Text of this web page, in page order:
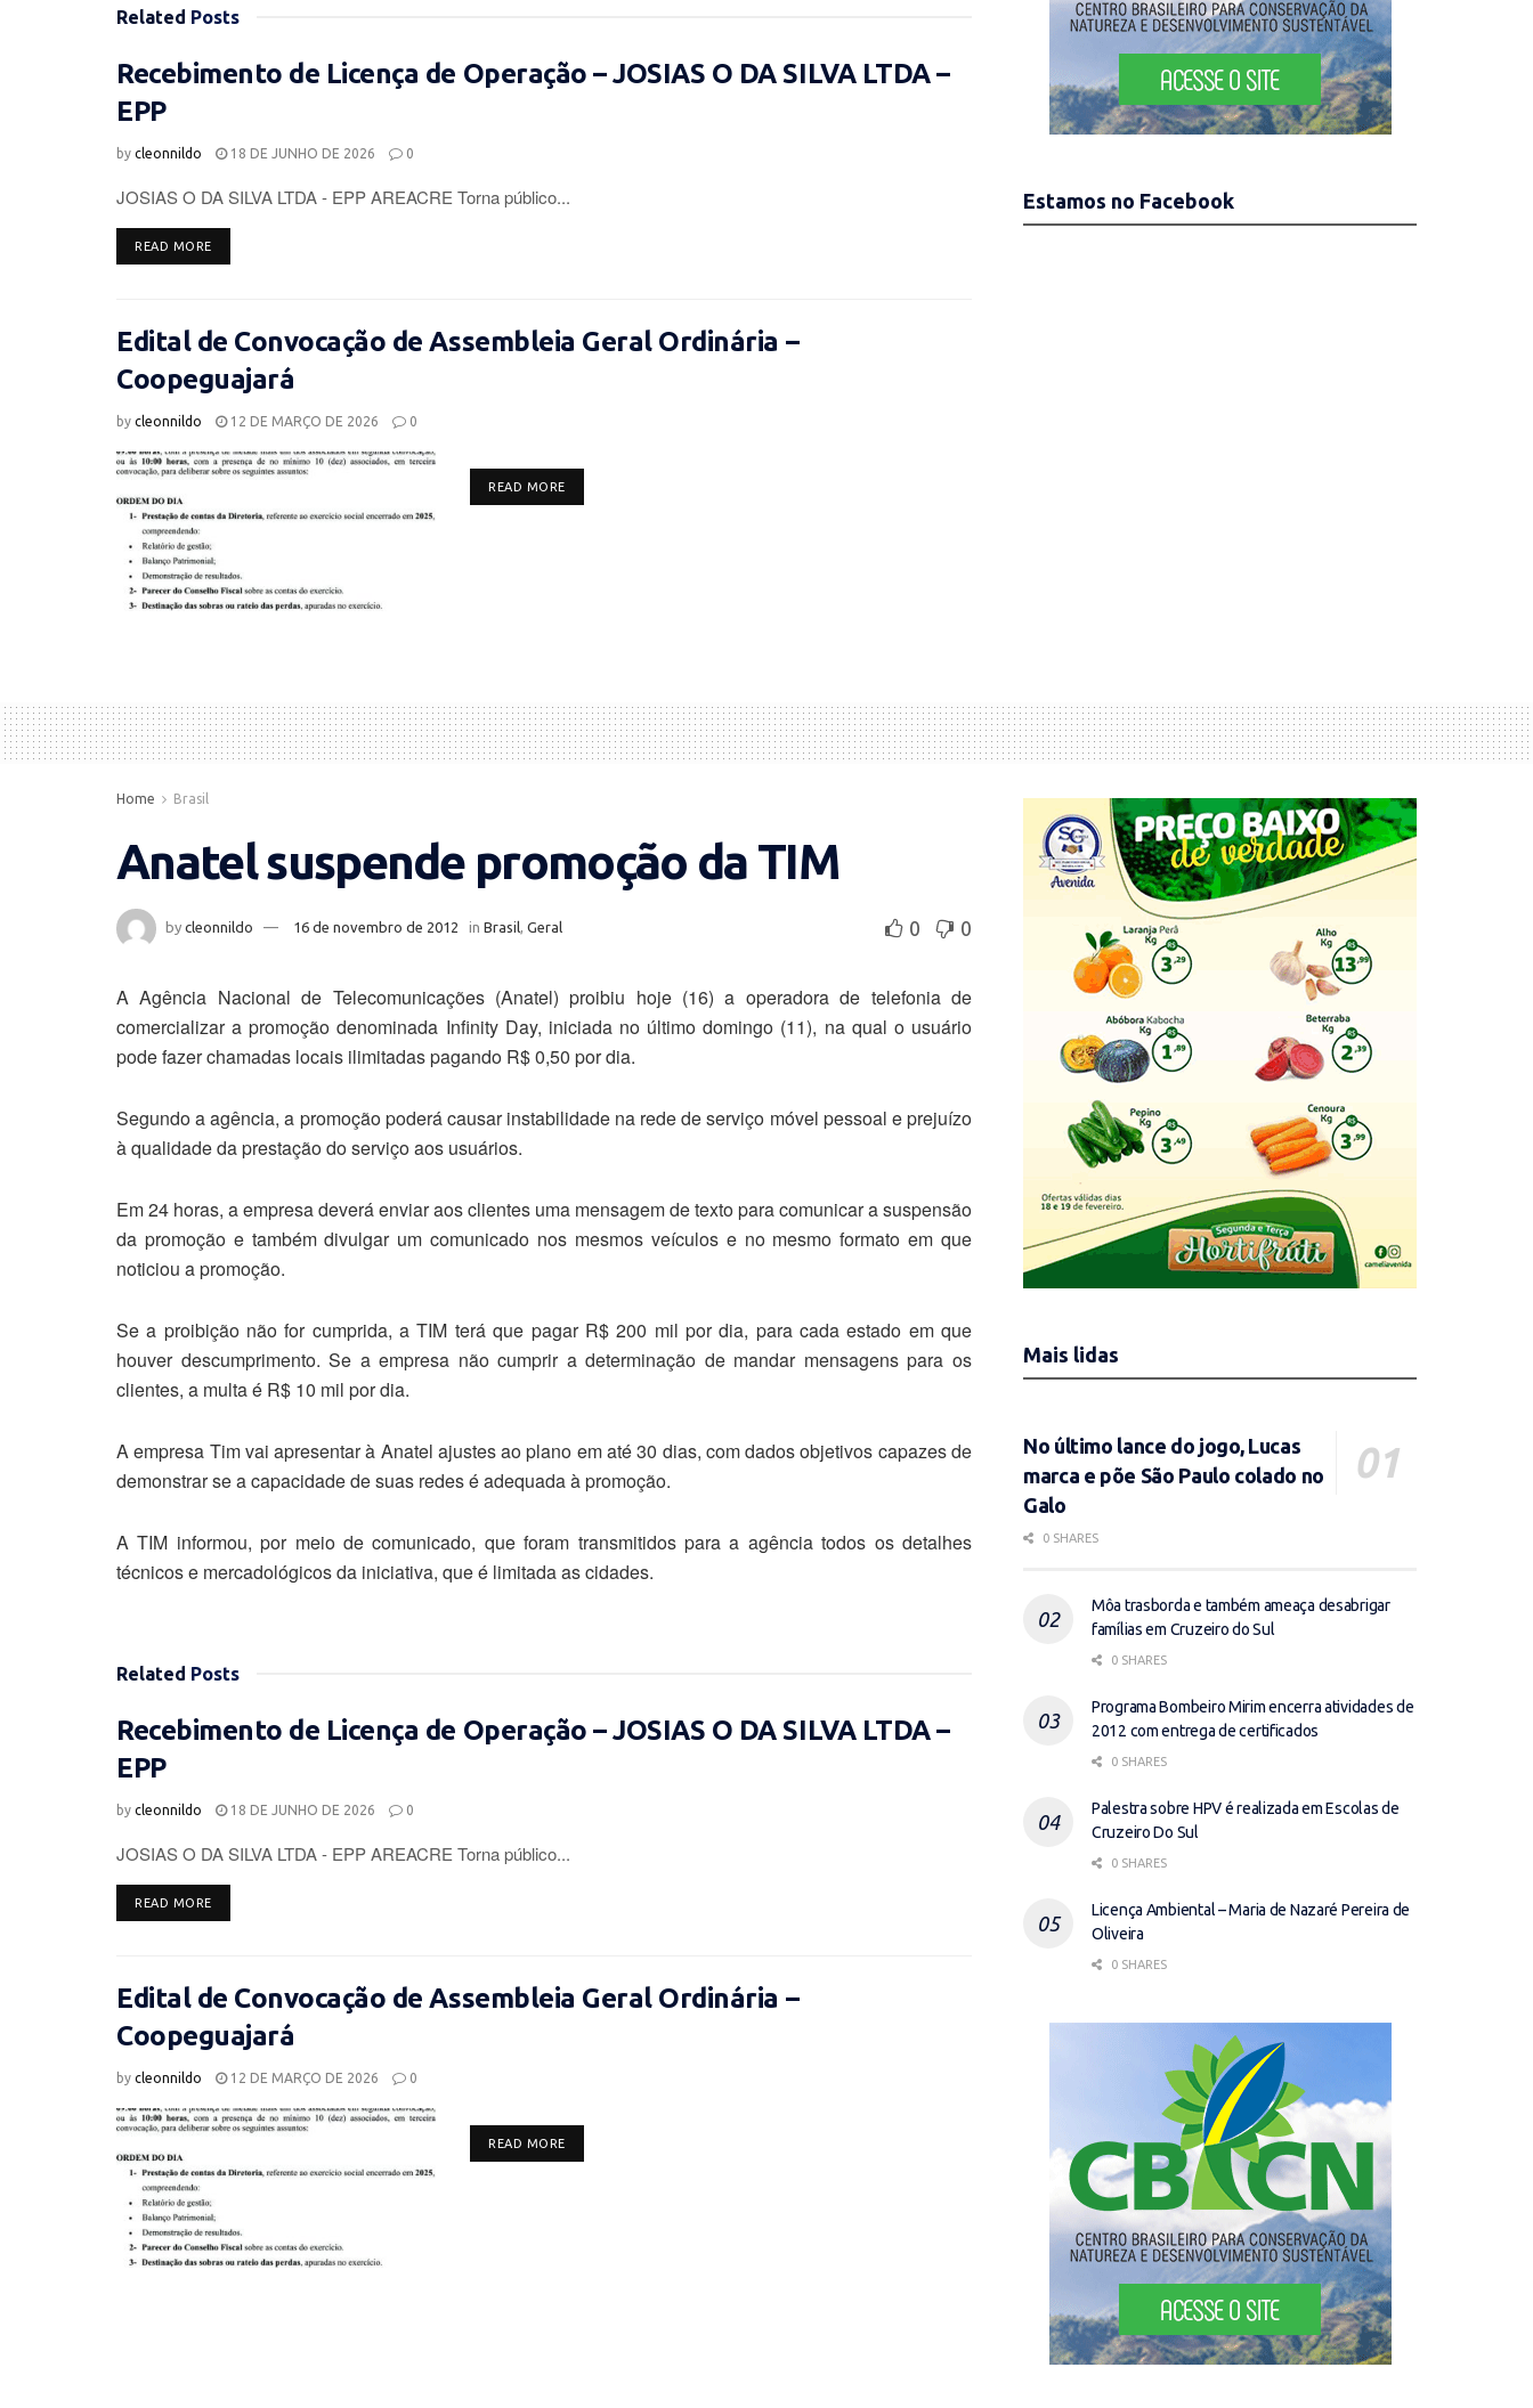
Related Posts
Recebimento de Licença de Operação – JOSIAS O DA SILVA LTDA –
EPP
by cleonnildo 18 DE JUNHO DE 2026 0
JOSIAS O DA SILVA LTDA - EPP AREACRE Torna público...
READ MOREDETAILS
Edital de Convocação de Assembleia Geral Ordinária –
Coopeguajará
by cleonnildo 12 DE MARÇO DE 2026 0
READ MOREDETAILS
Estamos no Facebook
Home Brasil
Anatel suspende promoção da TIM
by cleonnildo 16 de novembro de 2012 in Brasil, Geral 0 0
A Agência Nacional de Telecomunicações (Anatel) proibiu hoje (16) a operadora de telefonia de
comercializar a promoção denominada Infinity Day, iniciada no último domingo (11), na qual o usuário
pode fazer chamadas locais ilimitadas pagando R$ 0,50 por dia.
Segundo a agência, a promoção poderá causar instabilidade na rede de serviço móvel pessoal e prejuízo
à qualidade da prestação do serviço aos usuários.
Em 24 horas, a empresa deverá enviar aos clientes uma mensagem de texto para comunicar a suspensão
da promoção e também divulgar um comunicado nos mesmos veículos e no mesmo formato em que
noticiou a promoção.
Se a proibição não for cumprida, a TIM terá que pagar R$ 200 mil por dia, para cada estado em que
houver descumprimento. Se a empresa não cumprir a determinação de mandar mensagens para os
clientes, a multa é R$ 10 mil por dia.
A empresa Tim vai apresentar à Anatel ajustes ao plano em até 30 dias, com dados objetivos capazes de
demonstrar se a capacidade de suas redes é adequada à promoção.
A TIM informou, por meio de comunicado, que foram transmitidos para a agência todos os detalhes
técnicos e mercadológicos da iniciativa, que é limitada as cidades.
Related Posts
Recebimento de Licença de Operação – JOSIAS O DA SILVA LTDA –
EPP
by cleonnildo 18 DE JUNHO DE 2026 0
JOSIAS O DA SILVA LTDA - EPP AREACRE Torna público...
READ MOREDETAILS
Edital de Convocação de Assembleia Geral Ordinária –
Coopeguajará
by cleonnildo 12 DE MARÇO DE 2026 0
READ MOREDETAILS
Mais lidas
No último lance do jogo, Lucas
marca e põe São Paulo colado no
Galo
0 SHARES
Môa trasborda e também ameaça desabrigar
famílias em Cruzeiro do Sul
0 SHARES
Programa Bombeiro Mirim encerra atividades de
2012 com entrega de certificados
0 SHARES
Palestra sobre HPV é realizada em Escolas de
Cruzeiro Do Sul
0 SHARES
Licença Ambiental – Maria de Nazaré Pereira de
Oliveira
0 SHARES